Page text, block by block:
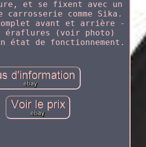
et se fixent avec un
carrosserie comme Sika.
avant et arrière -
éraflures (voir photo)
état de fonctionnement.